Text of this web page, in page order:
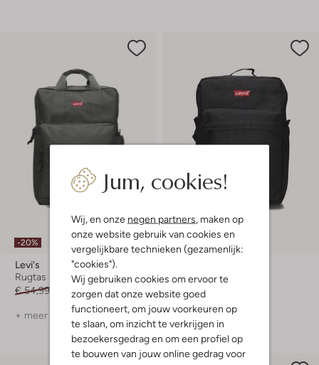
Jum, cookies!
Wij, en onze negen partners , maken op
onze website gebruik van cookies en
vergelijkbare technieken (gezamenlijk:
"cookies").
Wij gebruiken cookies om ervoor te
zorgen dat onze website goed
functioneert, om jouw voorkeuren op
te slaan, om inzicht te verkrijgen in
bezoekersgedrag en om een profiel op
te bouwen van jouw online gedrag voor
-20%
Levi's
Rugtas
€ 54,99
€ 43,99
+ meer kleuren
-20%
Rugtas
€ 39,99
+ meer kleuren